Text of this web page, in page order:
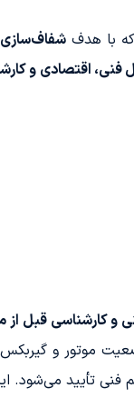
با هدف شفاف‌سازی
اقتصادی و
و کارشناسی قبل از
وضعیت موتور و
تأیید می‌شود.